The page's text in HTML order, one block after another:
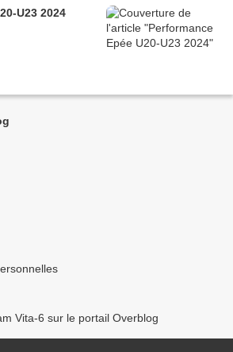
U23 2024
Vita-6 sur le portail Overblog